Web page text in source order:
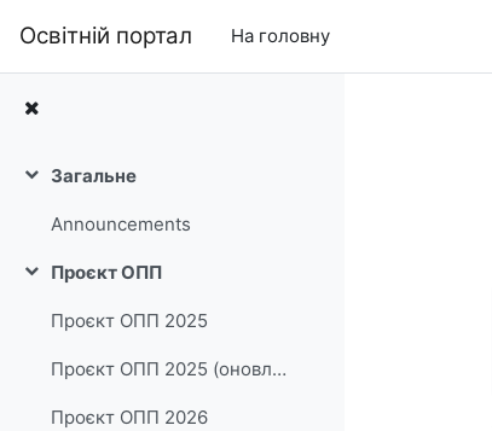
Освітній портал На головну
Згорнути
Загальне
Announcements
Згорнути
Проєкт ОПП
Проєкт ОПП 2025
Проєкт ОПП 2025 (оновлено відповідно до Постанови КМУ №1021 від 30.08.2024 р.)
Проєкт ОПП 2026